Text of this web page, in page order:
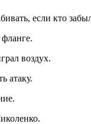
если кто
воздух.
атаку.